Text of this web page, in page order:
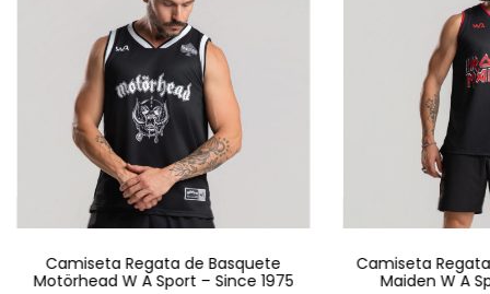
Camiseta Regata de Basquete
Motörhead W A Sport – Since 1975
Camiseta
Maiden W A